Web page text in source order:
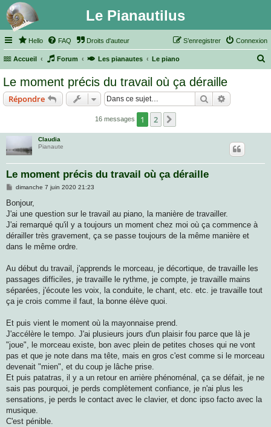
Le Pianautilus
Hello FAQ Droits d'auteur Connexion
S’enregistrer
Accueil Forum Les pianautes Le piano
Le moment précis du travail où ça déraille
Répondre Rechercher
16 messages 1 2
Claudia
Pianaute
Le moment précis du travail où ça déraille
M
s
a
g
dimanche 7 juin 2020 21:23
Bonjour,
J'ai une question sur le travail au piano, la manière de travailler.
J'ai remarqué qu'il y a toujours un moment chez moi où ça commence à
dérailler très gravement, ça se passe toujours de la même manière et
dans le même ordre.
Au début du travail, j'apprends le morceau, je décortique, de travaille les
passages difficiles, je travaille le rythme, je compte, je travaille mains
séparées, j'écoute les voix, la conduite, le chant, etc. etc. je travaille tout
ça je crois comme il faut, la bonne élève quoi.
Et puis vient le moment où la mayonnaise prend.
J'accélère le tempo. J'ai plusieurs jours d'un plaisir fou parce que là je
"joue", le morceau existe, bon avec plein de petites choses qui ne vont
pas et que je note dans ma tête, mais en gros c'est comme si le morceau
devenait "mien", et du coup je lâche prise.
Et puis patatras, il y a un retour en arrière phénoménal, ça se défait, je ne
sais pas pourquoi, je perds complètement confiance, je n'ai plus les
sensations, je perds le contact avec le clavier, et donc ipso facto avec la
musique.
C'est pénible.